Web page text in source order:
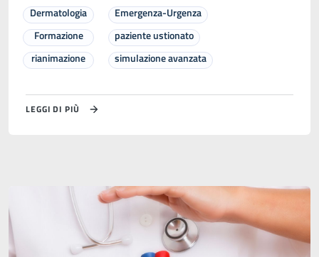
Dermatologia
Emergenza-Urgenza
Formazione
paziente ustionato
rianimazione
simulazione avanzata
LEGGI DI PIÙ